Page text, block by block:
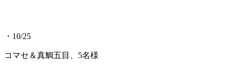
・10/25
コマセ＆真鯛五目、5名様